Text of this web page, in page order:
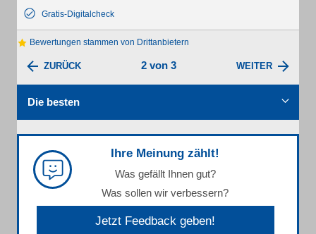
Gratis-Digitalcheck
Bewertungen stammen von Drittanbietern
ZURÜCK 2 von 3 WEITER
Die besten
Ihre Meinung zählt!
Was gefällt Ihnen gut?
Was sollen wir verbessern?
Jetzt Feedback geben!